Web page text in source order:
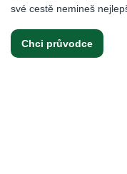
své cestě nemineš
Chci průvodce